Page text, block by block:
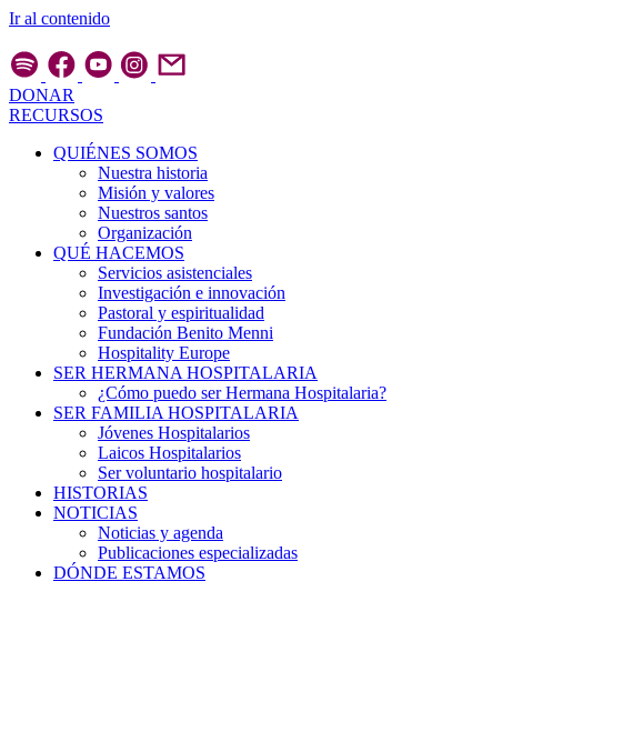
Ir al contenido
DONAR
RECURSOS
QUIÉNES SOMOS
Nuestra historia
Misión y valores
Nuestros santos
Organización
QUÉ HACEMOS
Servicios asistenciales
Investigación e innovación
Pastoral y espiritualidad
Fundación Benito Menni
Hospitality Europe
SER HERMANA HOSPITALARIA
¿Cómo puedo ser Hermana Hospitalaria?
SER FAMILIA HOSPITALARIA
Jóvenes Hospitalarios
Laicos Hospitalarios
Ser voluntario hospitalario
HISTORIAS
NOTICIAS
Noticias y agenda
Publicaciones especializadas
DÓNDE ESTAMOS